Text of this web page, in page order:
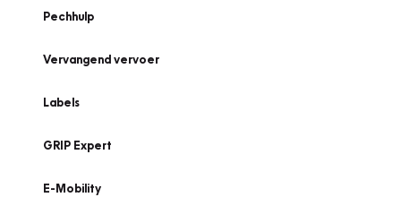
Pechhulp
Vervangend vervoer
Labels
GRIP Expert
E-Mobility